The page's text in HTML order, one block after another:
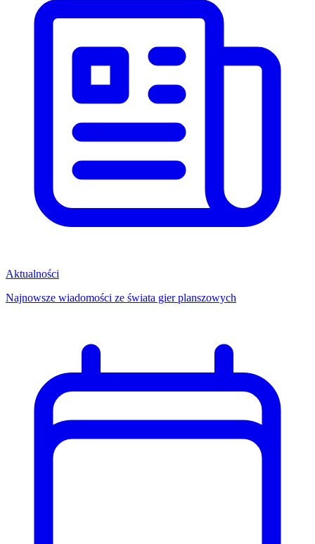
Aktualności
Najnowsze wiadomości ze świata gier planszowych